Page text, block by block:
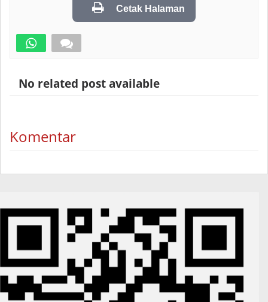
Cetak Halaman
No related post available
Komentar